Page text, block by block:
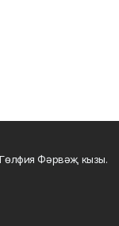
Фәрвәҗ кызы.